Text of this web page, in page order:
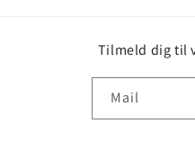
Tilmeld dig til
Mail